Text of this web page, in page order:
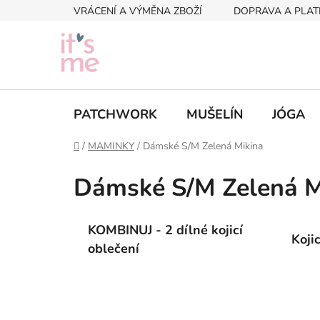
VRÁCENÍ A VÝMĚNA ZBOŽÍ DOPRAVA A
PATCHWORK MUŠELÍN JÓGA
Domů
/ MAMINKY / Dámské S/M Zelená Mikina
Dámské S/M Zelená
KOMBINUJ - 2 dílné kojicí
oblečení